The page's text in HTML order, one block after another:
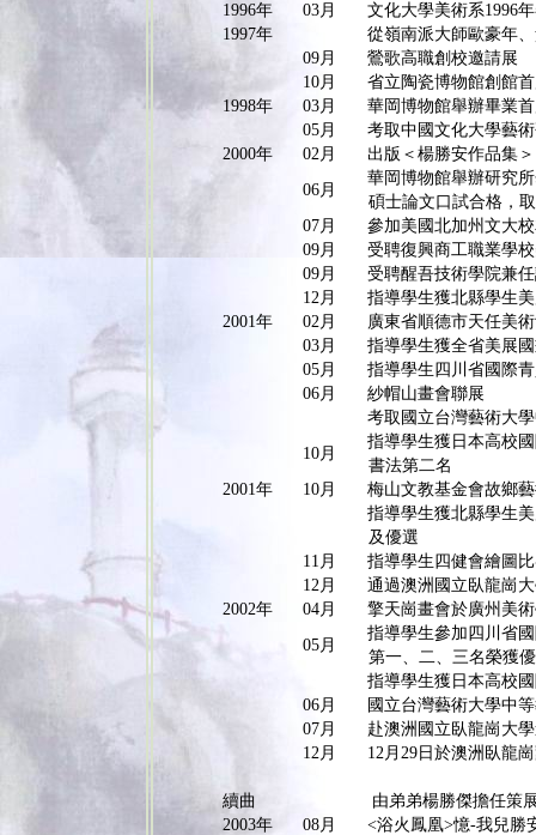
1996年 03月 文化大學美術系1996
1997年
從嶺南派大師歐豪年
09月
鶯歌高職創校邀請展
10月
省立陶瓷博物館創館
1998年 03月
華岡博物館舉辦畢業
05月
考取中國文化大學藝
2000年 02月
出版＜楊勝安作品集＞
06月
華岡博物館舉辦研究
碩士論文口試合格，
07月
參加美國北加州文大
09月
受聘復興商工職業學
09月
受聘醒吾技術學院兼
12月
指導學生獲北縣學生
2001年 02月
廣東省順德市天任美
03月
指導學生獲全省美展
05月
指導學生四川省國際
06月
紗帽山畫會聯展
考取國立台灣藝術大
10月
指導學生獲日本高校
書法第二名
2001年 10月
梅山文教基金會故鄉
指導學生獲北縣學生
及優選
11 月
指導學生四健會繪圖
12月
通過澳洲國立臥龍崗
2002年 04月
擎天崗畫會於廣州美
05月
指導學生參加四川省
第一、二、三名榮獲
指導學生獲日本高校
06月
國立台灣藝術大學中
07月
赴澳洲國立臥龍崗大
12月 12月 29日於澳洲臥龍
續曲
由弟弟楊勝傑擔任策
2003年 08月 <浴火鳳凰>憶-我兒勝